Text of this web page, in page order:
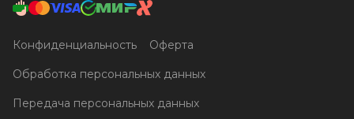
Конфиденциальность Оферта
Обработка персональных данных
Передача персональных данных